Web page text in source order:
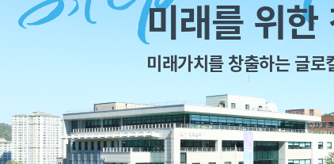
미래를 위한
미래가치를 창출하는 글